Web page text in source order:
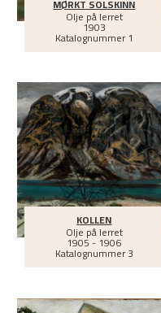
MØRKT SOLSKINN
Olje på lerret
1903
Katalognummer 1
KOLLEN
Olje på lerret
1905 - 1906
Katalognummer 3